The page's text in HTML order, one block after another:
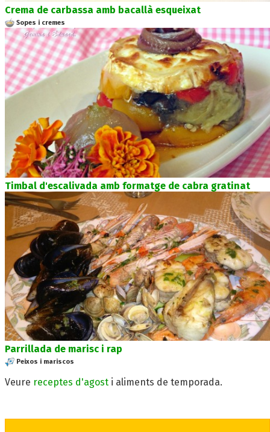
Crema de carbassa amb bacallà esqueixat
Sopes i cremes
Timbal d'escalivada amb formatge de cabra gratinat
Parrillada de marisc i rap
Peixos i mariscos
Veure receptes d'agost i aliments de temporada.